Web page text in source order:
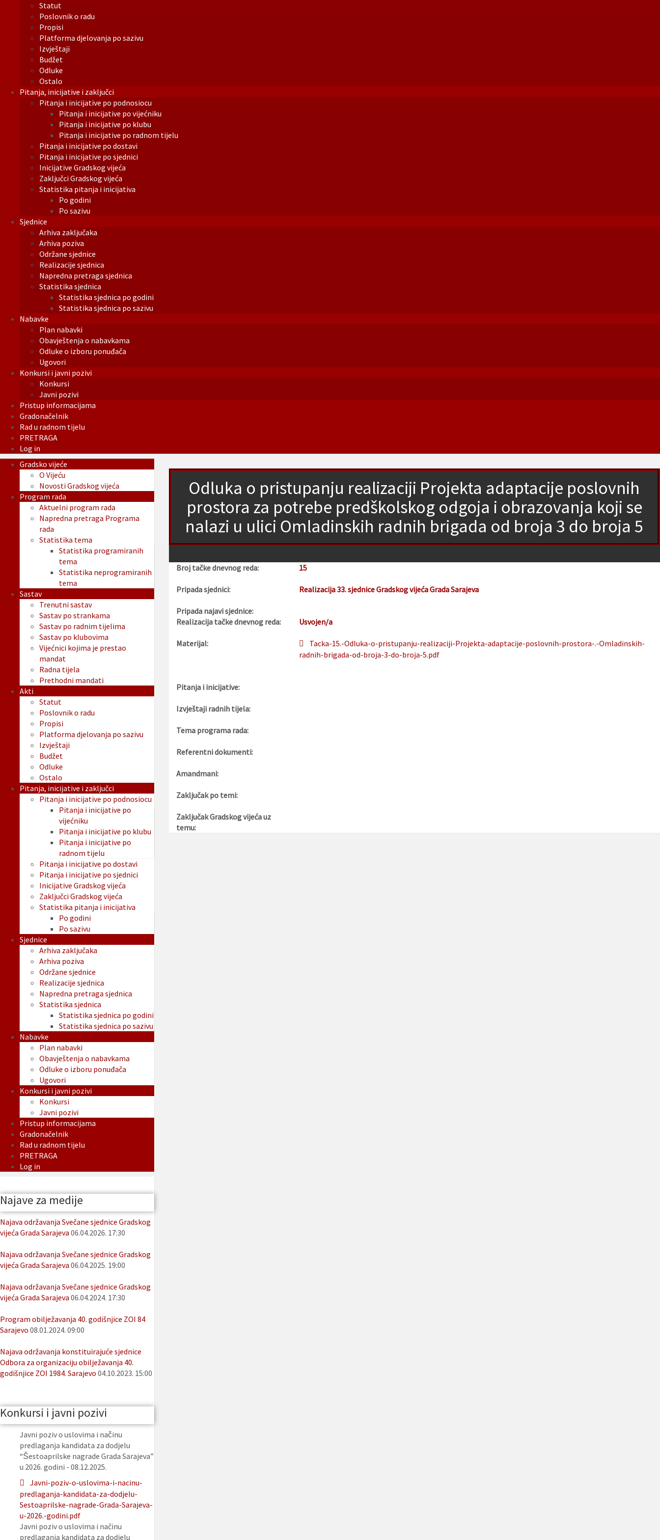
Statut
Poslovnik o radu
Propisi
Platforma djelovanja po sazivu
Izvještaji
Budžet
Odluke
Ostalo
Pitanja, inicijative i zaključci
Pitanja i inicijative po podnosiocu
Pitanja i inicijative po vijećniku
Pitanja i inicijative po klubu
Pitanja i inicijative po radnom tijelu
Pitanja i inicijative po dostavi
Pitanja i inicijative po sjednici
Inicijative Gradskog vijeća
Zaključci Gradskog vijeća
Statistika pitanja i inicijativa
Po godini
Po sazivu
Sjednice
Arhiva zaključaka
Arhiva poziva
Održane sjednice
Realizacije sjednica
Napredna pretraga sjednica
Statistika sjednica
Statistika sjednica po godini
Statistika sjednica po sazivu
Nabavke
Plan nabavki
Obavještenja o nabavkama
Odluke o izboru ponuđača
Ugovori
Konkursi i javni pozivi
Konkursi
Javni pozivi
Pristup informacijama
Gradonačelnik
Rad u radnom tijelu
PRETRAGA
Log in
Odluka o pristupanju realizaciji Projekta adaptacije poslovnih
prostora za potrebe predškolskog odgoja i obrazovanja koji se
nalazi u ulici Omladinskih radnih brigada od broja 3 do broja 5
Broj tačke dnevnog reda: 15
Pripada sjednici: Realizacija 33. sjednice Gradskog vijeća Grada Sarajeva
Pripada najavi sjednice:
Realizacija tačke dnevnog reda:
Usvojen/a
Materijal:
Tacka-15.-Odluka-o-pristupanju-realizaciji-Projekta-adaptacije-poslovnih-prostora-.-Omladinskih-
radnih-brigada-od-broja-3-do-broja-5.pdf
Pitanja i inicijative:
Izvještaji radnih tijela:
Tema programa rada:
Referentni dokumenti:
Amandmani:
Zaključak po temi:
Zaključak Gradskog vijeća uz
temu:
Gradsko vijeće
O Vijeću
Novosti Gradskog vijeća
Program rada
Aktuelni program rada
Napredna pretraga Programa
rada
Statistika tema
Statistika programiranih
tema
Statistika neprogramiranih
tema
Sastav
Trenutni sastav
Sastav po strankama
Sastav po radnim tijelima
Sastav po klubovima
Vijećnici kojima je prestao
mandat
Radna tijela
Prethodni mandati
Akti
Statut
Poslovnik o radu
Propisi
Platforma djelovanja po sazivu
Izvještaji
Budžet
Odluke
Ostalo
Pitanja, inicijative i zaključci
Pitanja i inicijative po podnosiocu
Pitanja i inicijative po
vijećniku
Pitanja i inicijative po klubu
Pitanja i inicijative po
radnom tijelu
Pitanja i inicijative po dostavi
Pitanja i inicijative po sjednici
Inicijative Gradskog vijeća
Zaključci Gradskog vijeća
Statistika pitanja i inicijativa
Po godini
Po sazivu
Sjednice
Arhiva zaključaka
Arhiva poziva
Održane sjednice
Realizacije sjednica
Napredna pretraga sjednica
Statistika sjednica
Statistika sjednica po godini
Statistika sjednica po sazivu
Nabavke
Plan nabavki
Obavještenja o nabavkama
Odluke o izboru ponuđača
Ugovori
Konkursi i javni pozivi
Konkursi
Javni pozivi
Pristup informacijama
Gradonačelnik
Rad u radnom tijelu
PRETRAGA
Log in
Najave za medije
Najava održavanja Svečane sjednice Gradskog
vijeća Grada Sarajeva 06.04.2026. 17:30
Najava održavanja Svečane sjednice Gradskog
vijeća Grada Sarajeva 06.04.2025. 19:00
Najava održavanja Svečane sjednice Gradskog
vijeća Grada Sarajeva 06.04.2024. 17:30
Program obilježavanja 40. godišnjice ZOI 84
Sarajevo 08.01.2024. 09:00
Najava održavanja konstituirajuće sjednice
Odbora za organizaciju obilježavanja 40.
godišnjice ZOI 1984. Sarajevo 04.10.2023. 15:00
Konkursi i javni pozivi
Javni poziv o uslovima i načinu
predlaganja kandidata za dodjelu
“Šestoaprilske nagrade Grada Sarajeva”
u 2026. godini - 08.12.2025.
Javni-poziv-o-uslovima-i-nacinu-
predlaganja-kandidata-za-dodjelu-
Sestoaprilske-nagrade-Grada-Sarajeva-
u-2026.-godini.pdf
Javni poziv o uslovima i načinu
predlaganja kandidata za dodjelu